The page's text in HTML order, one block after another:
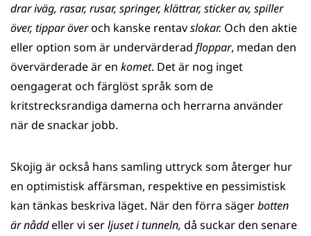
drar iväg, rasar, rusar, springer, klättrar, sticker av, spiller
över, tippar överoch kanske rentavslokar. Och den aktie
eller option som är undervärderad floppar, medan den
övervärderade är en komet. Det är nog inget
oengagerat och färglöst språk som de
kritstrecksrandiga damerna och herrarna använder
när de snackar jobb.
Skojig är också hans samling uttryck som återger hur
en optimistisk affärsman, respektive en pessimistisk
kan tänkas beskriva läget. När den förra sägerbotten
är nåddeller vi serljuset i tunneln, då suckar den senare